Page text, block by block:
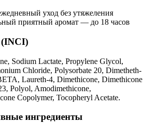
уход без утяжеления
приятный аромат — до 18 часов
Sodium Lactate, Propylene Glycol,
Chloride, Polysorbate 20, Dimetheth-
Laureth-4, Dimethicone, Dimethicone
Polyol, Amodimethicone,
Copolymer, Tocopheryl Acetate.
ингредиенты